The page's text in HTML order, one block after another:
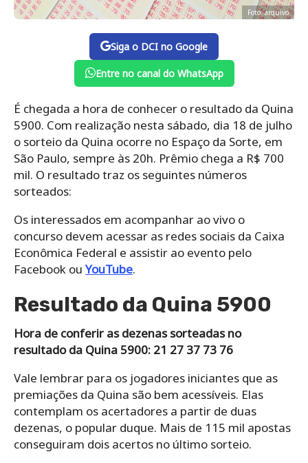
Foto: arquivo
Siga o DCI no Google
Entre no canal do WhatsApp
É chegada a hora de conhecer o resultado da Quina
5900. Com realização nesta sábado, dia 18 de julho
o sorteio da Quina ocorre no Espaço da Sorte, em
São Paulo, sempre às 20h. Prêmio chega a R$ 700
mil. O resultado traz os seguintes números
sorteados:
Os interessados em acompanhar ao vivo o
concurso devem acessar as redes sociais da Caixa
Econômica Federal e assistir ao evento pelo
Facebook ou YouTube.
Resultado da Quina 5900
Hora de conferir as dezenas sorteadas no
resultado da Quina 5900: 21 27 37 73 76
Vale lembrar para os jogadores iniciantes que as
premiações da Quina são bem acessíveis. Elas
contemplam os acertadores a partir de duas
dezenas, o popular duque. Mais de 115 mil apostas
conseguiram dois acertos no último sorteio.